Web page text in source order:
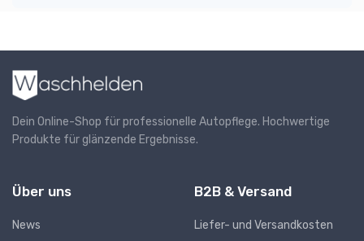
Dein Online-Shop für professionelle Autopflege. Hochwertige
Produkte für glänzende Ergebnisse.
Über uns
News
B2B & Versand
Liefer- und Versandkosten